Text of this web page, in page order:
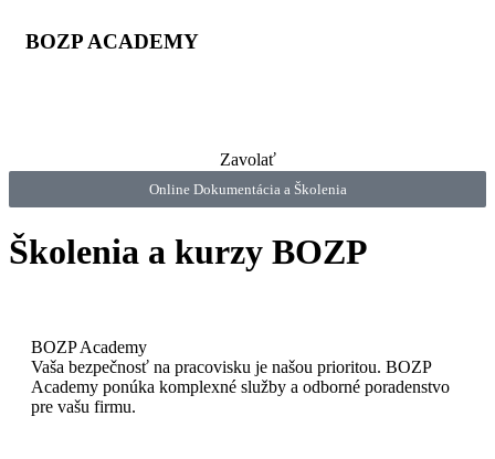
BOZP ACADEMY
Zavolať
Online Dokumentácia a Školenia
Školenia a kurzy BOZP
BOZP Academy
Vaša bezpečnosť na pracovisku je našou prioritou. BOZP
Academy ponúka komplexné služby a odborné poradenstvo
pre vašu firmu.